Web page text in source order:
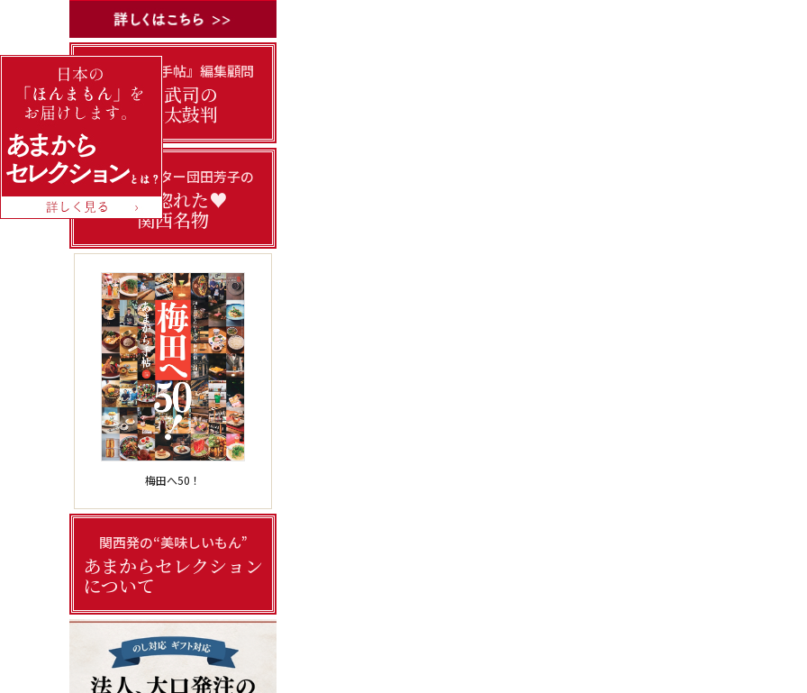
『あまから手帖』編集顧問
門上武司の
美味太鼓判
フードライター団田芳子の
私の惚れた♥
関西名物
梅田へ50！
関西発の“美味しいもん”
あまからセレクション
について